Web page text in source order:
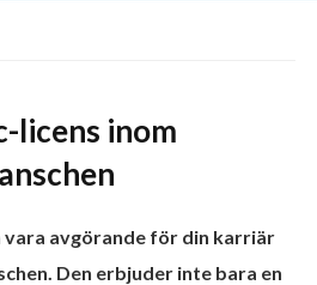
licens inom
vara avgörande för din karriär
Den erbjuder inte bara en